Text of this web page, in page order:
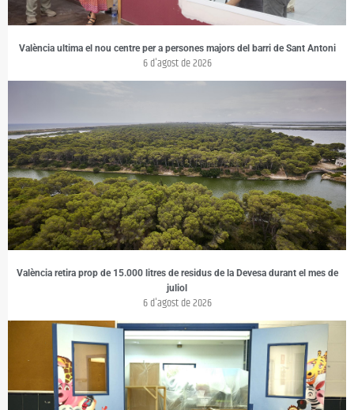
València ultima el nou centre per a persones majors del barri de Sant Antoni
6 d'agost de 2026
València retira prop de 15.000 litres de residus de la Devesa durant el mes de
juliol
6 d'agost de 2026